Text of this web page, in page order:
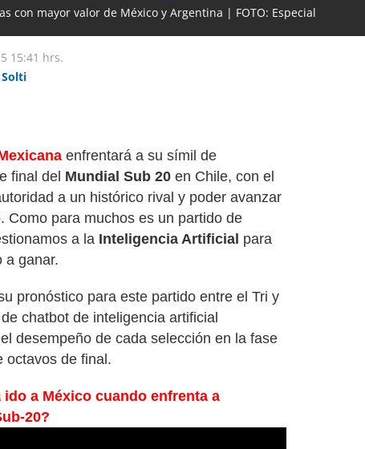
con mayor valor de México y Argentina | FOTO: Especial
15:41 hrs.
enfrentará a su símil de
final del Mundial Sub 20 en Chile, con el
a un histórico rival y poder avanzar
Como para muchos es un partido de
a la Inteligencia Artificial para
a ganar.
pronóstico para este partido entre el Tri y
chatbot de inteligencia artificial
desempeño de cada selección en la fase
octavos de final.
ido a México cuando enfrenta a
20?